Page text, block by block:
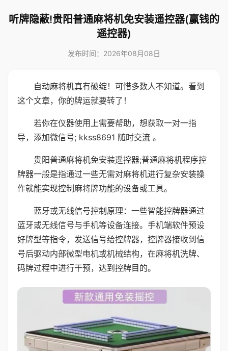
听牌隐蔽!贵阳普通麻将机免安装遥控器(赢钱的
遥控器)
发布时间：2026年08月08日
自动麻将机真有破绽！可惜多数人不知道。看到
这个文章，你的牌运就要转了！
若你在仪器使用上需要帮助，想获取一对一指
导，添加微信号; kkss8691 随时交流 。
贵阳普通麻将机免安装遥控器;普通麻将机程序控
牌器一般是指通过一些无需对麻将机进行复杂安装操
作就能实现控制麻将牌功能的设备或工具。
蓝牙或无线信号控制原理：一些智能控牌器通过
蓝牙或无线信号与手机等设备连接。手机端软件预设
好牌型等指令，发送信号给控牌器，控牌器接收到信
号后驱动内部微型电机或机械结构，在麻将机洗牌、
码牌过程中进行干预，达到控牌目的。